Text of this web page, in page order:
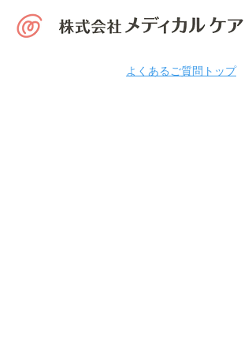
よくあるご質問トップ